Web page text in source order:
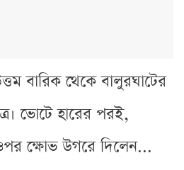
বারিক থেকে বালুরঘাটের
ভোটে হারের পরই,
ক্ষোভ উগরে দিলেন...